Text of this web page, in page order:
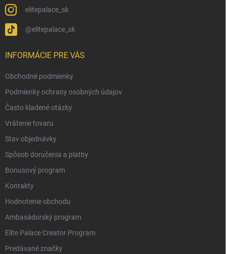
elitepalace_sk
@elitepalace_sk
INFORMÁCIE PRE VÁS
Obchodné podmienky
Podmienky ochrany osobných údajov
Často kladené otázky
Vrátenie tovaru
Stav objednávky
Spôsob doručenia a platby
Bonusový program
Kontakty
Hodnotenie obchodu
Ambasádorský program
Elite Palace Creator Program
Predávané značky